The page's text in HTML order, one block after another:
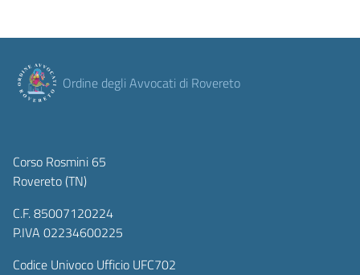
Ordine degli Avvocati di Rovereto
Corso Rosmini 65
Rovereto (TN)
C.F. 85007120224
P.IVA 02234600225
Codice Univoco Ufficio UFC702